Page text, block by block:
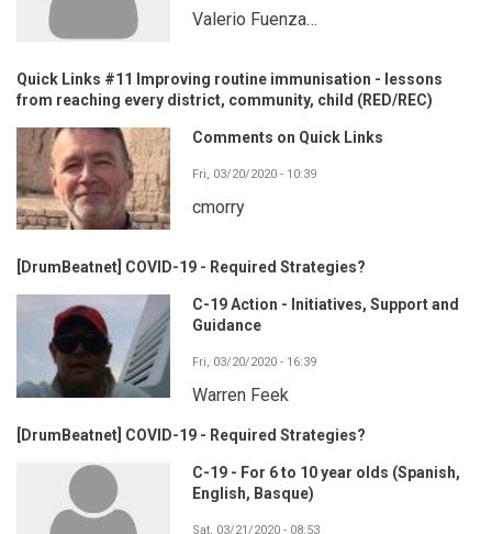
Valerio Fuenza…
Quick Links #11 Improving routine immunisation - lessons
from reaching every district, community, child (RED/REC)
Comments on Quick Links
Fri, 03/20/2020 - 10:39
cmorry
[DrumBeatnet] COVID-19 - Required Strategies?
C-19 Action - Initiatives, Support and
Guidance
Fri, 03/20/2020 - 16:39
Warren Feek
[DrumBeatnet] COVID-19 - Required Strategies?
C-19 - For 6 to 10 year olds (Spanish,
English, Basque)
Sat, 03/21/2020 - 08:53